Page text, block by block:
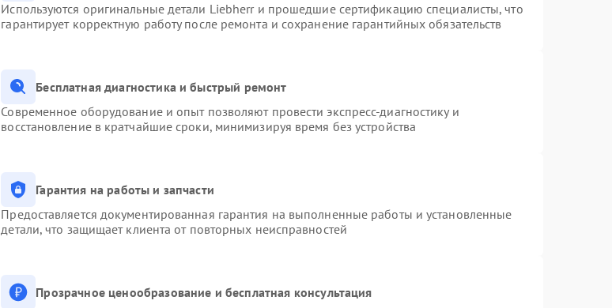
Используются оригинальные детали Liebherr и прошедшие сертификацию специалисты, что
гарантирует корректную работу после ремонта и сохранение гарантийных обязательств
Бесплатная диагностика и быстрый ремонт
Современное оборудование и опыт позволяют провести экспресс-диагностику и
восстановление в кратчайшие сроки, минимизируя время без устройства
Гарантия на работы и запчасти
Предоставляется документированная гарантия на выполненные работы и установленные
детали, что защищает клиента от повторных неисправностей
Прозрачное ценообразование и бесплатная консультация